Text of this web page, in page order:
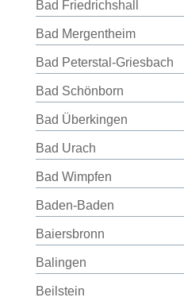
Bad Friedrichshall
Bad Mergentheim
Bad Peterstal-Griesbach
Bad Schönborn
Bad Überkingen
Bad Urach
Bad Wimpfen
Baden-Baden
Baiersbronn
Balingen
Beilstein